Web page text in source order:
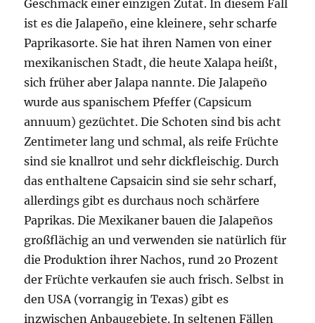
Geschmack einer einzigen Zutat. In diesem Fall
ist es die Jalapeño, eine kleinere, sehr scharfe
Paprikasorte. Sie hat ihren Namen von einer
mexikanischen Stadt, die heute Xalapa heißt,
sich früher aber Jalapa nannte. Die Jalapeño
wurde aus spanischem Pfeffer (Capsicum
annuum) gezüchtet. Die Schoten sind bis acht
Zentimeter lang und schmal, als reife Früchte
sind sie knallrot und sehr dickfleischig. Durch
das enthaltene Capsaicin sind sie sehr scharf,
allerdings gibt es durchaus noch schärfere
Paprikas. Die Mexikaner bauen die Jalapeños
großflächig an und verwenden sie natürlich für
die Produktion ihrer Nachos, rund 20 Prozent
der Früchte verkaufen sie auch frisch. Selbst in
den USA (vorrangig in Texas) gibt es
inzwischen Anbaugebiete. In seltenen Fällen